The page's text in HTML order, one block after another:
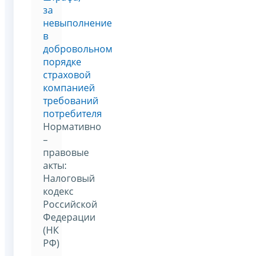
за
невыполнение
в
добровольном
порядке
страховой
компанией
требований
потребителя
Нормативно
–
правовые
акты:
Налоговый
кодекс
Российской
Федерации
(НК
РФ)